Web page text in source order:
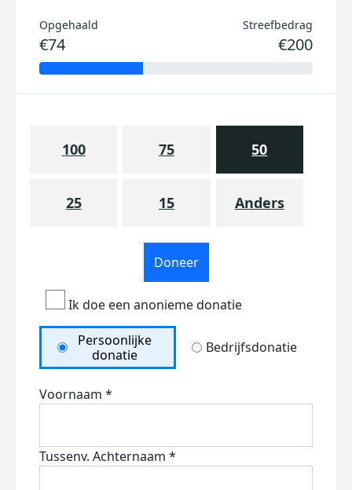
Opgehaald
€74
Streefbedrag
€200
100 75 50
25 15 Anders
Doneer
Ik doe een anonieme donatie
Persoonlijke
donatie
Bedrijfsdonatie
Voornaam *
Tussenv. Achternaam *